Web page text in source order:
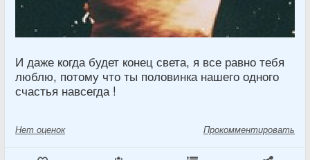
И даже когда будет конец света, я все равно тебя
люблю, потому что ты половинка нашего одного
счастья навсегда !
Нет оценок Прокомментировать